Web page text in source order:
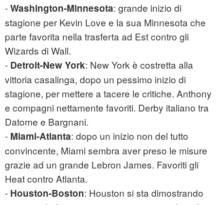
-Washington-Minnesota: grande inizio di
stagione per Kevin Love e la sua Minnesota che
parte favorita nella trasferta ad Est contro gli
Wizards di Wall.
- Detroit-New York: New York è costretta alla
vittoria casalinga, dopo un pessimo inizio di
stagione, per mettere a tacere le critiche. Anthony
e compagni nettamente favoriti. Derby italiano tra
Datome e Bargnani.
- Miami-Atlanta: dopo un inizio non del tutto
convincente, Miami sembra aver preso le misure
grazie ad un grande Lebron James. Favoriti gli
Heat contro Atlanta.
- Houston-Boston: Houston si sta dimostrando